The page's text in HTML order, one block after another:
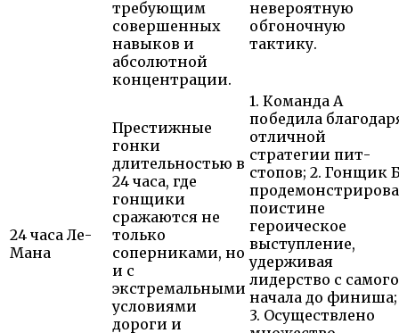
требующим
совершенных
навыков и
абсолютной
концентрации.
невероятную
обгоночную
тактику.
24 часа Ле-
Мана
Престижные
гонки
длительностью в
24 часа, где
гонщики
сражаются не
только
соперниками, но
и с
экстремальными
условиями
дороги и
1. Команда А
победила
отличной
стратегии пит-
стопов; 2. Гонщик
поистине
героическое
выступление,
удерживая
лидерство с самого
начала до финиша;
3. Осуществлено